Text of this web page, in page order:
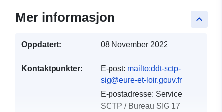
keyboard_arrow_up
Mer informasjon
Oppdatert: 08 November 2022
Kontaktpunkter: E-post: mailto:ddt-sctp-
sig@eure-et-loir.gouv.fr
E-postadresse: Service
SCTP / Bureau SIG 17